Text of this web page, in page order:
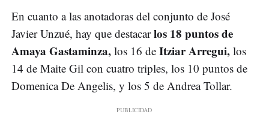
En cuanto a las anotadoras del conjunto de José
Javier Unzué, hay que destacarlos 18 puntos de
Amaya Gastaminza, los 16 de Itziar Arregui, los
14 de Maite Gil con cuatro triples, los 10 puntos de
Domenica De Angelis, y los 5 de Andrea Tollar.